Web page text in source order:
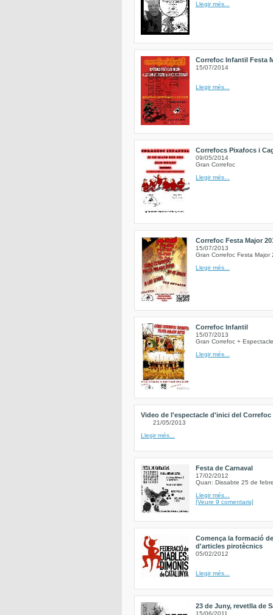
Llegir més...
Correfoc Infantil Festa
15/07/2014
Llegir més...
Correfocs Pixafocs i
09/05/2014
Gran Correfoc
Llegir més...
Correfoc Festa Major
15/07/2013
Gran Correfoc Festa
Llegir més...
Correfoc Infantil
15/07/2013
Gran Correfoc +
Llegir més...
Video de l'espectacle d'inici del Correfoc
21/05/2013
Llegir més...
Festa de Carnaval
17/02/2012
Quan: Dissabte 25 de
Llegir més...
[Veure 9 comentaris]
Comença la formació
d'articles pirotècnics
05/02/2012
Llegir més...
23 de Juny, revetlla de
15/06/2011